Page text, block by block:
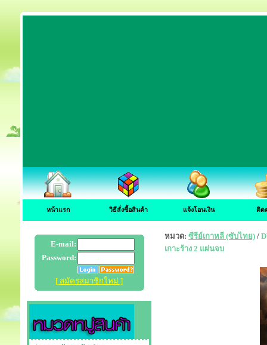
หน้าแรก วิธีสั่งซื้อสินค้า แจ้งโอนเงิน ติด
E-mail:
Password:
[ สมัครสมาชิกใหม่ ]
หมวด: ซีรีย์เกาหลี (ซับไทย) /
เกาะร้าง 2 แผ่นจบ